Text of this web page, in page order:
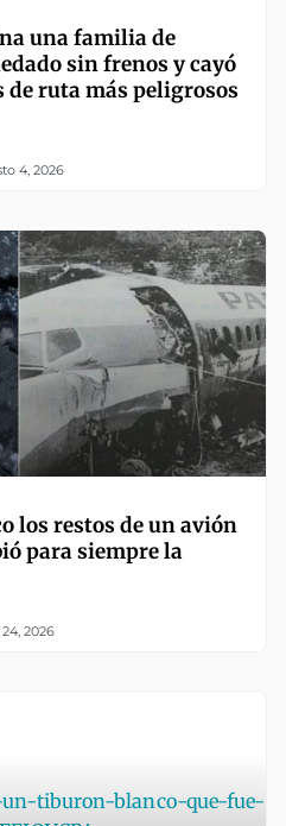
una familia de
sin frenos y cayó
de ruta más peligrosos
4, 2026
los restos de un avión
para siempre la
2026